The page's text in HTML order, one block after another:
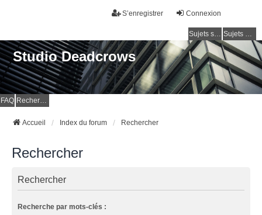
Connexion
S’enregistrer
Sujets sans réponse Sujets actifs
Studio Deadcrows
FAQ Rechercher
Accueil Index du forum Rechercher
Rechercher
Rechercher
Recherche par mots-clés :